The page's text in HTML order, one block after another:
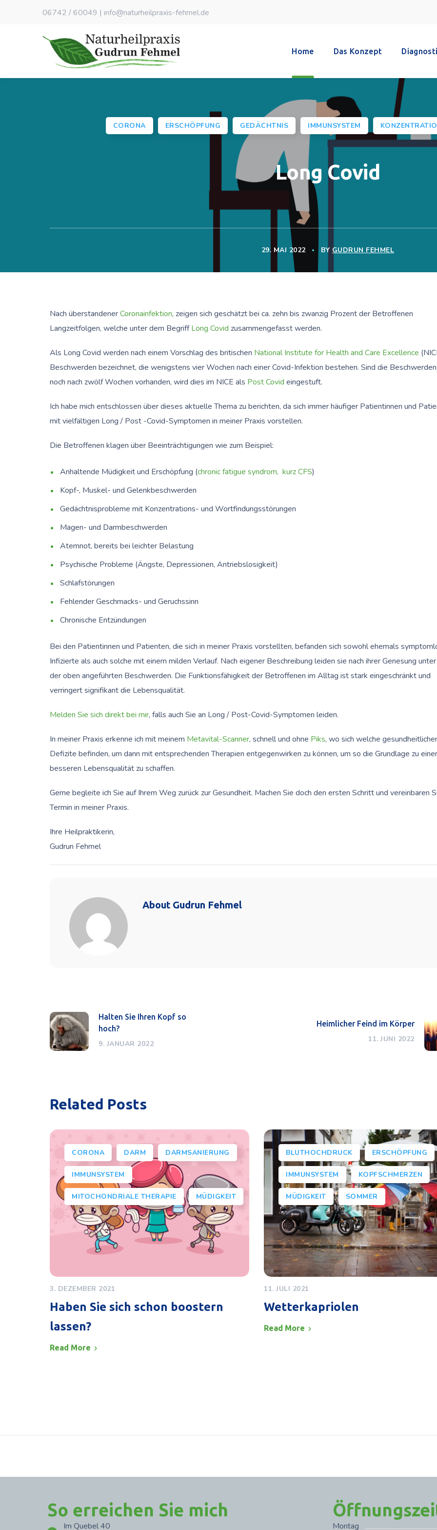
06742 / 60049 | info@naturheilpraxis-fehmel.de
Home Das Konzept
CORONA ERSCHÖPFUNG GEDÄCHTNIS IMMUNSYSTEM
Long Covid
29. MAI 2022 BY GUDRUN FEHMEL
Nach überstandenerCoronainfektion, zeigen sich geschätzt bei ca. zehn bis zwanzig Prozent der Betroffenen
Langzeitfolgen, welche unter dem BegriffLong Covid zusammengefasst werden.
Als Long Covid werden nach einem Vorschlag des britischen National Institute for Health and Care Excellence
Beschwerden bezeichnet, die wenigstens vier Wochen nach einer Covid-Infektion bestehen. Sind die
noch nach zwölf Wochen vorhanden, wird dies im NICE als Post Covid eingestuft.
Ich habe mich entschlossen über dieses aktuelle Thema zu berichten, da sich immer häufiger Patientinnen und
mit vielfältigen Long / Post -Covid-Symptomen in meiner Praxis vorstellen.
Die Betroffenen klagen über Beeinträchtigungen wie zum Beispiel:
Anhaltende Müdigkeit und Erschöpfung (chronic fatigue syndrom, kurz CFS)
Kopf-, Muskel- und Gelenkbeschwerden
Gedächtnisprobleme mit Konzentrations- und Wortfindungsstörungen
Magen- und Darmbeschwerden
Atemnot, bereits bei leichter Belastung
Psychische Probleme (Ängste, Depressionen, Antriebslosigkeit)
Schlafstörungen
Fehlender Geschmacks- und Geruchssinn
Chronische Entzündungen
Bei den Patientinnen und Patienten, die sich in meiner Praxis vorstellten, befanden sich sowohl ehemals
Infizierte als auch solche mit einem milden Verlauf. Nach eigener Beschreibung leiden sie nach ihrer Genesung
der oben angeführten Beschwerden. Die Funktionsfähigkeit der Betroffenen im Alltag ist stark eingeschränkt und
verringert signifikant die Lebensqualität.
Melden Sie sich direkt bei mir, falls auch Sie an Long / Post-Covid-Symptomen leiden.
In meiner Praxis erkenne ich mit meinem Metavital-Scanner, schnell und ohne Piks, wo sich welche
Defizite befinden, um dann mit entsprechenden Therapien entgegenwirken zu können, um so die Grundlage zu einer
besseren Lebensqualität zu schaffen.
Gerne begleite ich Sie auf Ihrem Weg zurück zur Gesundheit. Machen Sie doch den ersten Schritt und vereinbaren
Termin in meiner Praxis.
Ihre Heilpraktikerin,
Gudrun Fehmel
About Gudrun Fehmel
Halten Sie Ihren Kopf so
hoch?
9. JANUAR 2022
Heimlicher Feind im Körper
11. JUNI 2022
Related Posts
CORONA DARM DARMSANIERUNG
IMMUNSYSTEM
MITOCHONDRIALE THERAPIE MÜDIGKEIT
3. DEZEMBER 2021
Haben Sie sich schon boostern
lassen?
Read More
BLUTHOCHDRUCK ERSCHÖPFUNG
IMMUNSYSTEM KOPFSCHMERZEN
MÜDIGKEIT SOMMER
11. JULI 2021
Wetterkapriolen
Read More
So erreichen Sie mich
Im Quebel 40 Montag